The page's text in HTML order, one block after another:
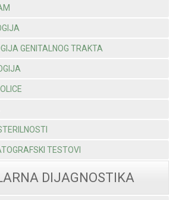
GENITALNOG TRAKTA
TESTOVI
DIJAGNOSTIKA